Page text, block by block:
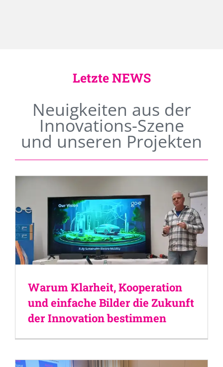
Letzte NEWS
Neuigkeiten aus der
Innovations-Szene
und unseren Projekten
Warum Klarheit, Kooperation
und einfache Bilder die Zukunft
der Innovation bestimmen